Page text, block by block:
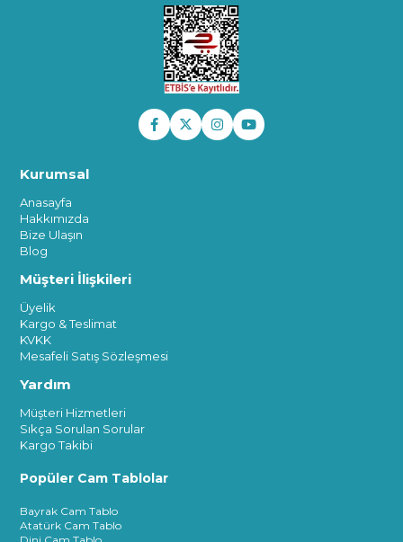
Kurumsal
Anasayfa
Hakkımızda
Bize Ulaşın
Blog
Müşteri İlişkileri
Üyelik
Kargo & Teslimat
KVKK
Mesafeli Satış Sözleşmesi
Yardım
Müşteri Hizmetleri
Sıkça Sorulan Sorular
Kargo Takibi
Popüler Cam Tablolar
Bayrak Cam Tablo
Atatürk Cam Tablo